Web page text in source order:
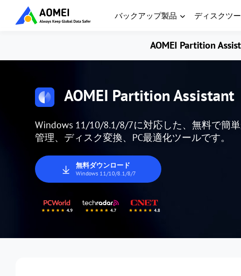
バックアップ製品 ディスクツ
AOMEI Partition
AOMEI Partition Assistant
Windows 11/10/8.1/8/7に対応した、無料で簡
管理、ディスク変換、PC最適化ツールです。
無料ダウンロード
Windows 11/10/8.1/8/7